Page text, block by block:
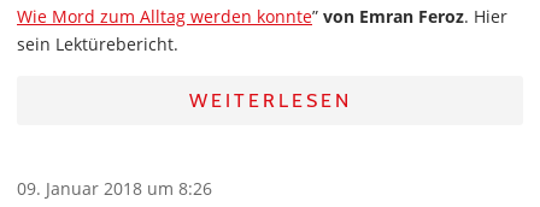
Wie Mord zum Alltag werden konnte” von Emran Feroz. Hier
sein Lektürebericht.
WEITERLESEN
09. Januar 2018 um 8:26